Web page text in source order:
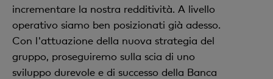
incrementare la nostra redditività. A livello
operativo siamo ben posizionati già adesso.
Con l'attuazione della nuova strategia del
gruppo, proseguiremo sulla scia di uno
sviluppo durevole e di successo della Banca